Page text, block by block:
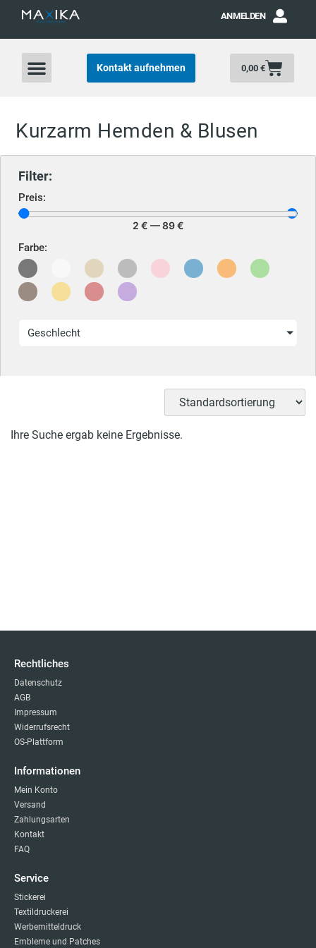
ANMELDEN
Kontakt aufnehmen 0,00 €
Kurzarm Hemden & Blusen
Filter:
Preis:
2 € —89 €
Farbe:
Geschlecht
Ihre Suche ergab keine Ergebnisse.
Rechtliches
Datenschutz
AGB
Impressum
Widerrufsrecht
OS-Plattform
Informationen
Mein Konto
Versand
Zahlungsarten
Kontakt
FAQ
Service
Stickerei
Textildruckerei
Werbemitteldruck
Embleme und Patches